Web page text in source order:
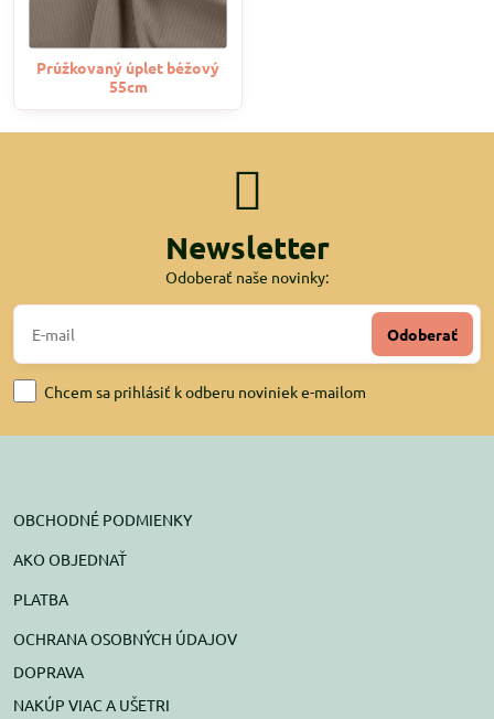
Prúžkovaný úplet béžový
55cm
Newsletter
Odoberať naše novinky:
Odoberať
Chcem sa prihlásiť k odberu noviniek e-mailom
OBCHODNÉ PODMIENKY
AKO OBJEDNAŤ
PLATBA
OCHRANA OSOBNÝCH ÚDAJOV
DOPRAVA
NAKÚP VIAC A UŠETRI